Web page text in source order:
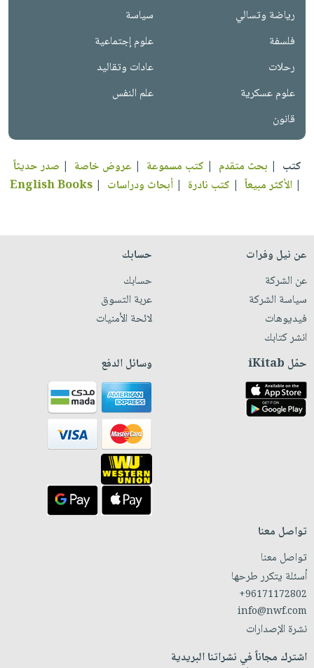
رياضة وتسالي
سياسة
فلسفة
علوم إجتماعية
رحلات
عادات وتقاليد
علوم عسكرية
علم النفس
قانون
كتب | بحث متقدم | كتب مسموعة | عروض خاصة | صدر حديثاً
| الأكثر مبيعاً | كتب نادرة | أبحاث ودراسات |
English Books
عن نيل وفرات
عن الشركة
سياسة الشركة
فيديوهات
انشر كتابك
حسابك
حسابك
عربة التسوق
لائحة الأمنيات
حمّل iKitab وسائل الدفع
تواصل معنا
تواصل معنا
أسئلة يتكرر طرحها
+96171172802
info@nwf.com
نشرة الإصدارات
اشترك مجاناً في نشراتنا البريدية